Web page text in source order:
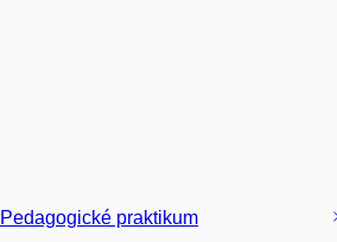
Pedagogické praktikum